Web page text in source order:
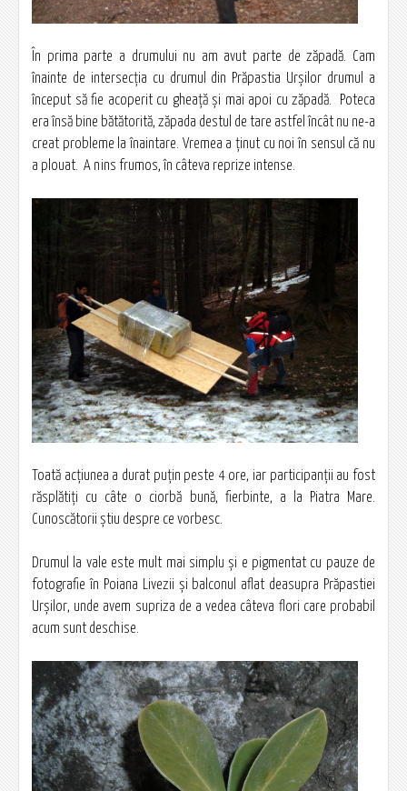
În prima parte a drumului nu am avut parte de zăpadă. Cam
înainte de intersecţia cu drumul din Prăpastia Urşilor drumul a
început să fie acoperit cu gheaţă şi mai apoi cu zăpadă. Poteca
era însă bine bătătorită, zăpada destul de tare astfel încât nu ne-a
creat probleme la înaintare. Vremea a ţinut cu noi în sensul că nu
a plouat. A nins frumos, în câteva reprize intense.
Toată acţiunea a durat puţin peste 4 ore, iar participanţii au fost
răsplătiți cu câte o ciorbă bună, fierbinte, a la Piatra Mare.
Cunoscătorii ştiu despre ce vorbesc.
Drumul la vale este mult mai simplu şi e pigmentat cu pauze de
fotografie în Poiana Livezii şi balconul aflat deasupra Prăpastiei
Urşilor, unde avem supriza de a vedea câteva flori care probabil
acum sunt deschise.